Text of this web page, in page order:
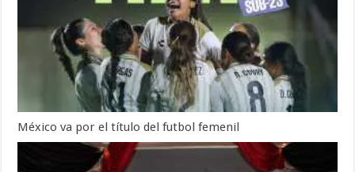
México va por el título del futbol femenil